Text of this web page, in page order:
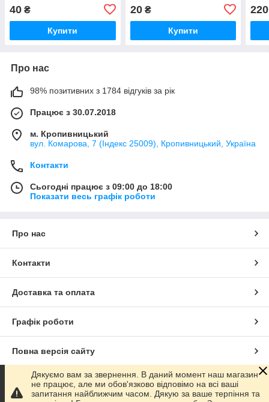
40 ₴
Купити
20₴
Купити
220
Про нас
98% позитивних з 1784 відгуків за рік
Працює з 30.07.2018
м. Кропивницький
вул. Комарова, 7 (Індекс 25009), Кропивницький, Україна
Контакти
Сьогодні працює з 09:00 до 18:00
Показати весь графік роботи
Про нас
Контакти
Доставка та оплата
Графік роботи
Повна версія сайту
Сайт створено на маркетплейсі Prom.ua
Дякуємо вам за звернення. В даний момент наш магазин
не працює, але ми обов'язково відповімо на всі ваші
запитання найближчим часом. Дякую за ваше терпіння та